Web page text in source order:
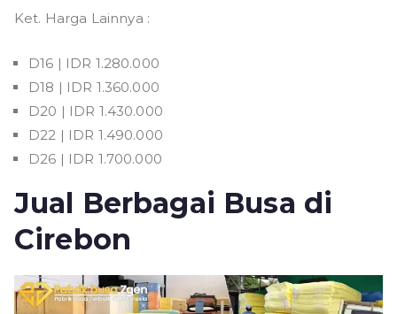
Ket. Harga Lainnya :
D16 | IDR 1.280.000
D18 | IDR 1.360.000
D20 | IDR 1.430.000
D22 | IDR 1.490.000
D26 | IDR 1.700.000
Jual Berbagai Busa di
Cirebon